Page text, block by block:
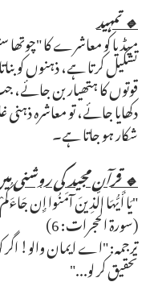
🔹 تمہید
میڈیا کو معاشرے کا "چوتھا
تشکیل کرتا ہے، ذہنوں کو
قوتوں کا ہتھیار بن جائے،
دکھایا جائے، تو معاشرہ ذہنی
شکار ہو جاتا ہے۔
🔹 قرآن مجید کی روشنی
"يَا أَيُّهَا الَّذِينَ آمَنُوا إِن
(سورۃ الحجرات: 6)
ترجمہ: "اے ایمان والو!
تحقیق کر لو..."